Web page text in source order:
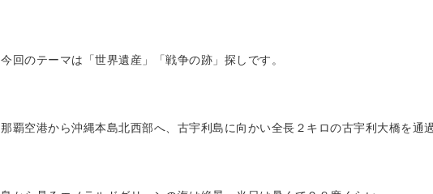
今回のテーマは「世界遺産」「戦争の跡」探しです。
那覇空港から沖縄本島北西部へ、古宇利島に向かい全長２キロの古宇利大橋を通